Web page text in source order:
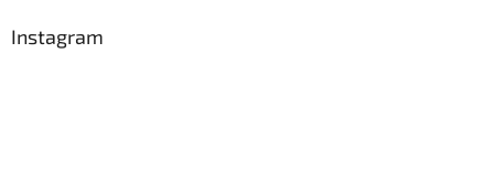
Instagram